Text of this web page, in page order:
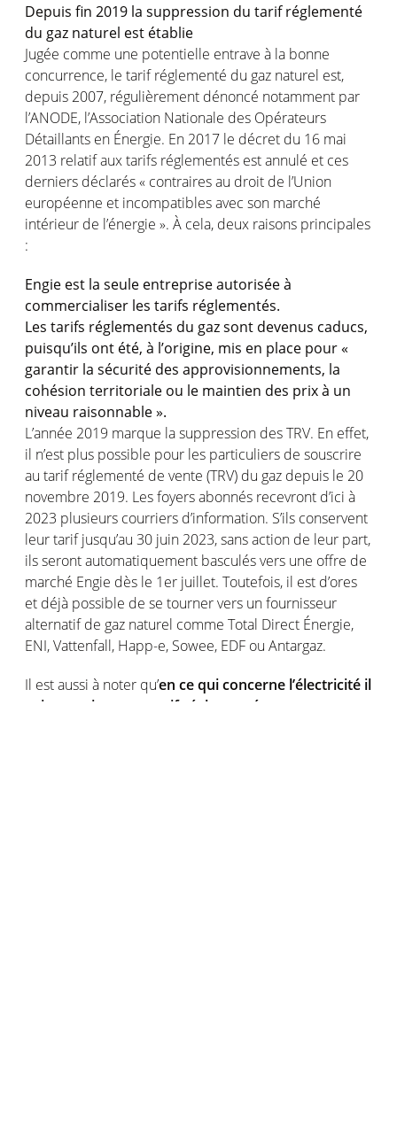
Depuis fin 2019 la suppression du tarif réglementé
du gaz naturel est établie
Jugée comme une potentielle entrave à la bonne
concurrence, le tarif réglementé du gaz naturel est,
depuis 2007, régulièrement dénoncé notamment par
l’ANODE, l’Association Nationale des Opérateurs
Détaillants en Énergie. En 2017 le décret du 16 mai
2013 relatif aux tarifs réglementés est annulé et ces
derniers déclarés « contraires au droit de l’Union
européenne et incompatibles avec son marché
intérieur de l’énergie ». À cela, deux raisons principales
:
Engie est la seule entreprise autorisée à
commercialiser les tarifs réglementés.
Les tarifs réglementés du gaz sont devenus caducs,
puisqu’ils ont été, à l’origine, mis en place pour «
garantir la sécurité des approvisionnements, la
cohésion territoriale ou le maintien des prix à un
niveau raisonnable ».
L’année 2019 marque la suppression des TRV. En effet,
il n’est plus possible pour les particuliers de souscrire
au tarif réglementé de vente (TRV) du gaz depuis le 20
novembre 2019. Les foyers abonnés recevront d’ici à
2023 plusieurs courriers d’information. S’ils conservent
leur tarif jusqu’au 30 juin 2023, sans action de leur part,
ils seront automatiquement basculés vers une offre de
marché Engie dès le 1er juillet. Toutefois, il est d’ores
et déjà possible de se tourner vers un fournisseur
alternatif de gaz naturel comme Total Direct Énergie,
ENI, Vattenfall, Happ-e, Sowee, EDF ou Antargaz.
Il est aussi à noter qu’en ce qui concerne l’électricité il
existe toujours un tarif réglementé.